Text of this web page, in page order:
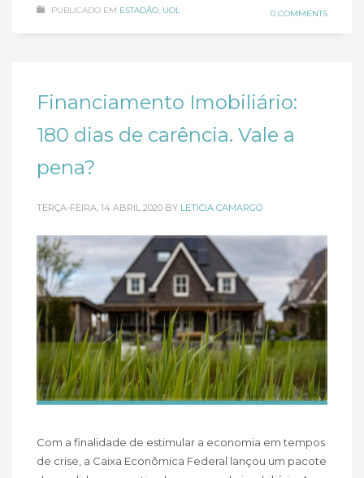
PUBLICADO EM ESTADÃO, UOL 0 COMMENTS
Financiamento Imobiliário:
180 dias de carência. Vale a
pena?
TERÇA-FEIRA, 14 ABRIL 2020 BY LETICIA CAMARGO
Com a finalidade de estimular a economia em tempos
de crise, a Caixa Econômica Federal lançou um pacote